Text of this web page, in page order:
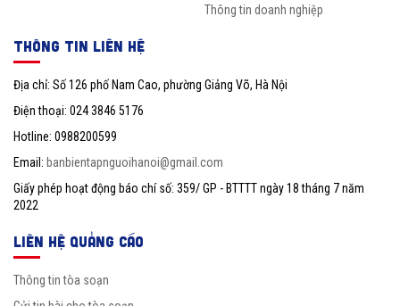
Thông tin doanh nghiệp
THÔNG TIN LIÊN HỆ
Địa chỉ: Số 126 phố Nam Cao, phường Giảng Võ, Hà Nội
Điện thoại: 024 3846 5176
Hotline: 0988200599
Email: banbientapnguoihanoi@gmail.com
Giấy phép hoạt động báo chí số: 359/ GP - BTTTT ngày 18 tháng 7 năm
2022
LIÊN HỆ QUẢNG CÁO
Thông tin tòa soạn